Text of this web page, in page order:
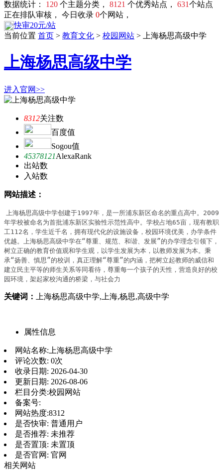
数据统计： 120 个主题分类， 8121 个优秀站点， 631个站点
正在排队审核， 今日收录 0个网站，
快审20元/站
当前位置 首页 > 教育文化 > 校园网站 > 上海杨思高级中学
上海杨思高级中学
进入官网>>
8312关注数
百度值
Sogou值
45378121AlexaRank
出站数
入站数
网站描述：
上海杨思高级中学创建于1997年，是一所浦东新区命名的重点高中。2009
年学校被命名为首批浦东新区实验性示范性高中。学校占地65亩，现有教职
工112名，学生近千名，拥有现代化的设施设备，校园环境优美，办学条件
优越。上海杨思高级中学在“尊重、规范、和谐、发展”的办学理念引领下，
树立正确的教育价值观和学生观，以学生发展为本，以教师发展为本。秉
承“扬善、慎思”的校训，真正理解“尊重”的内涵，把树立起教师的威信和
建立民主平等的师生关系等同看待，尊重每一个孩子的天性，营造良好的校
园环境，架起家校沟通的桥梁，与社会力
关键词： 上海杨思高级中学,上海,杨思,高级中学
属性信息
网站名称: 上海杨思高级中学
评论次数: 0次
收录日期: 2026-04-30
更新日期: 2026-08-06
栏目分类:校园网站
备案号:
网站热度:8312
是否快审: 普通用户
是否推荐: 未推荐
是否置顶: 未置顶
是否官网: 官网
相关网站